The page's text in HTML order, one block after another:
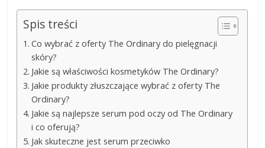
Spis treści
Co wybrać z oferty The Ordinary do pielęgnacji
skóry?
Jakie są właściwości kosmetyków The Ordinary?
Jakie produkty złuszczające wybrać z oferty The
Ordinary?
Jakie są najlepsze serum pod oczy od The Ordinary
i co oferują?
Jak skuteczne jest serum przeciwko